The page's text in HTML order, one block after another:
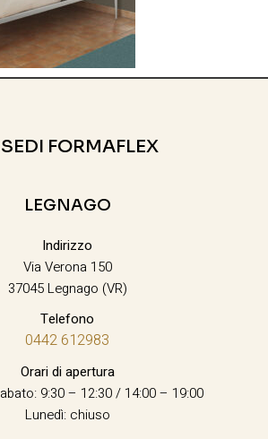
SEDI FORMAFLEX
LEGNAGO
Indirizzo
Via Verona 150
37045 Legnago (VR)
Telefono
0442 612983
Orari di apertura
9:30 – 12:30 / 14:00 – 19:00
Lunedì: chiuso